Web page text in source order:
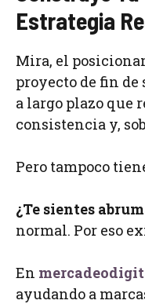
Estrategia
Mira, el
proyecto de fin de
a largo plazo que
consistencia y,
Pero tampoco
¿Te sientes
normal. Por eso
En
ayudando a